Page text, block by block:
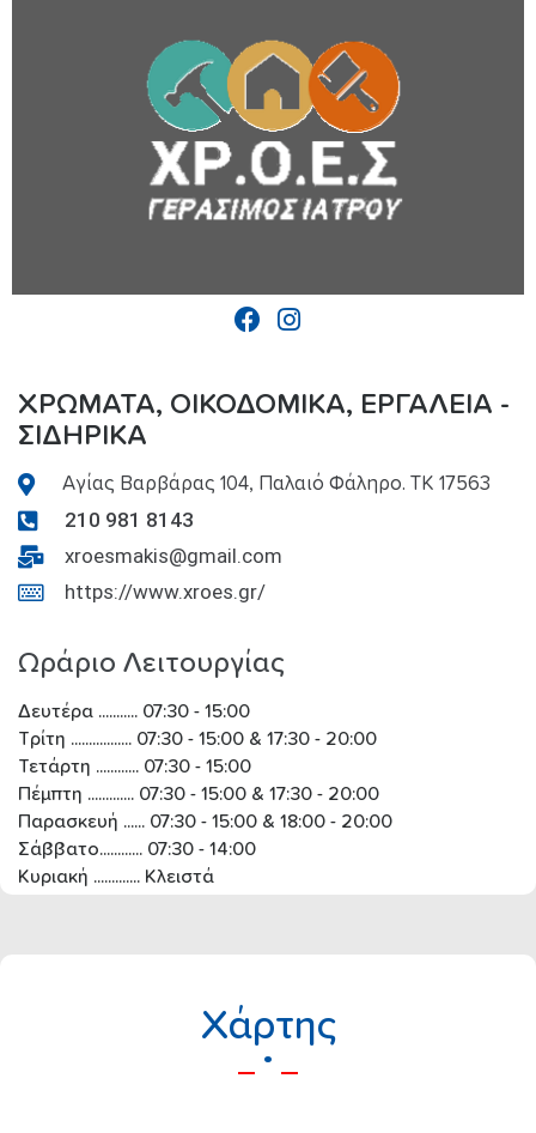
ΧΡΏΜΑΤΑ, ΟΙΚΟΔΟΜΙΚΆ, ΕΡΓΑΛΕΊΑ -
ΣΙΔΗΡΙΚΑ
Αγίας Βαρβάρας 104, Παλαιό Φάληρο. ΤΚ 17563
210 981 8143
xroesmakis@gmail.com
https://www.xroes.gr/
Ωράριο Λειτουργίας
Δευτέρα ........... 07:30 - 15:00
Τρίτη ................. 07:30 - 15:00 & 17:30 - 20:00
Τετάρτη ............ 07:30 - 15:00
Πέμπτη ............. 07:30 - 15:00 & 17:30 - 20:00
Παρασκευή ...... 07:30 - 15:00 & 18:00 - 20:00
Σάββατο............ 07:30 - 14:00
Κυριακή ............. Κλειστά
Xάρτης
.